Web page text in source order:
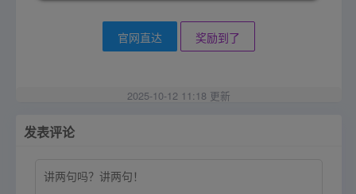
官网直达 奖励到了
2025-10-12 11:18 更新
发表评论